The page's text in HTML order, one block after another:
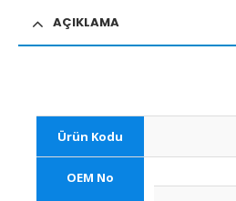
AÇIKLAMA
Ürün Kodu
OEM No